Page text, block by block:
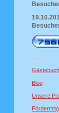
Gästebuch
Blog
Unsere